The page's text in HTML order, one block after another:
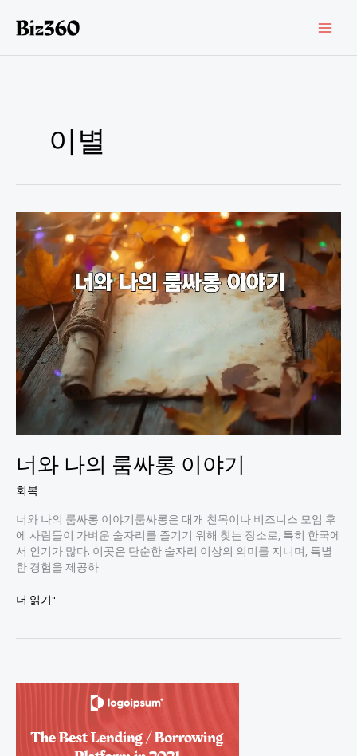
로
이별
너와 나의 룸싸롱 이야기
회복
너와 나의 룸싸롱 이야기룸싸롱은 대개 친목이나 비즈니스 모임 후
에 사람들이 가벼운 술자리를 즐기기 위해 찾는 장소로, 특히 한국에
서 인기가 많다. 이곳은 단순한 술자리 이상의 의미를 지니며, 특별
한 경험을 제공하
너
싸
더 읽기"